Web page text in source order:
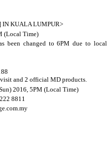
IN KUALA LUMPUR>
(Local Time)
been changed to 6PM due to local
and 2 official MD products.
2016, 5PM (Local Time)
8811